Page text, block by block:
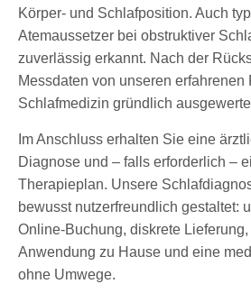
Körper- und Schlafposition. Auch
Atemaussetzer bei obstruktiver
zuverlässig erkannt. Nach der
Messdaten von unseren erfahrenen
Schlafmedizin gründlich
Im Anschluss erhalten Sie eine
Diagnose und – falls erforderlich –
Therapieplan. Unsere
bewusst nutzerfreundlich gestaltet:
Online-Buchung, diskrete
Anwendung zu Hause und eine
ohne Umwege.